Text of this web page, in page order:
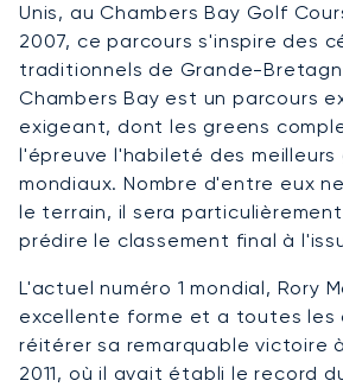
Unis, au Chambers Bay Golf
2007, ce parcours s'inspire des
traditionnels de Grande-
Chambers Bay est un parcours
exigeant, dont les greens
l'épreuve l'habileté des meilleurs
mondiaux. Nombre d'entre eux
le terrain, il sera
prédire le classement final à
L'actuel numéro 1 mondial, Rory
excellente forme et a toutes les
réitérer sa remarquable victoire
2011, où il avait établi le record